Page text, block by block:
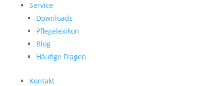
Service
Downloads
Pflegelexikon
Blog
Häufige Fragen
Kontakt